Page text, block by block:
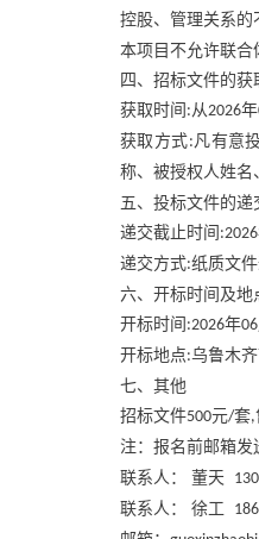
控股、管理关系的
本项目不允许联合
四、招标文件的获
获取时间 : 从2026年
获取方式: 凡有意
称、被授权人姓名
五、投标文件的递
递交截止时间 :2026
递交方式:纸质文
六、开标时间及地
开标时间 :2026年06
开标地点:乌鲁木
七、其他
招标文件500元/套,
注：报名前邮箱发
联系人：
董天
联系人：
徐工